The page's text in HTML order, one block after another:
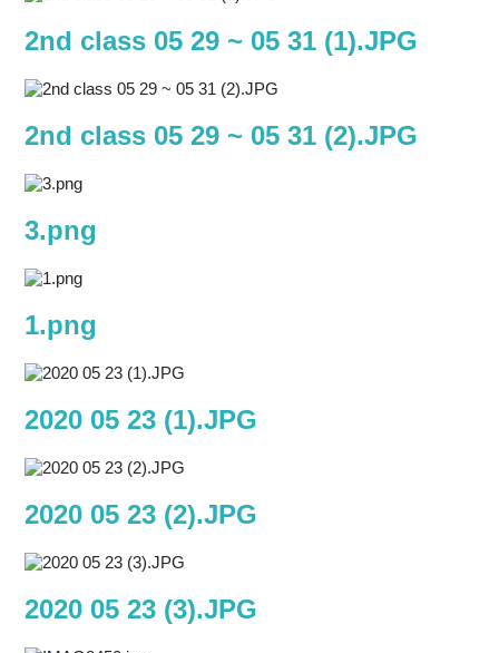
2nd class 05 29 ~ 05 31 (1).JPG
2nd class 05 29 ~ 05 31 (2).JPG
3.png
1.png
2020 05 23 (1).JPG
2020 05 23 (2).JPG
2020 05 23 (3).JPG